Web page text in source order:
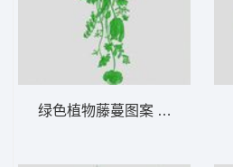
绿色植物藤蔓图案 大花样